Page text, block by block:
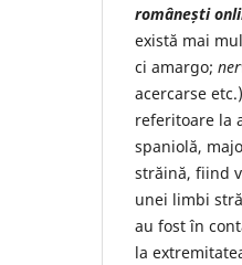
românești
există mai
ci amargo;
acercarse
referitoare la
spaniolă,
străină, fiind
unei limbi
au fost în
la